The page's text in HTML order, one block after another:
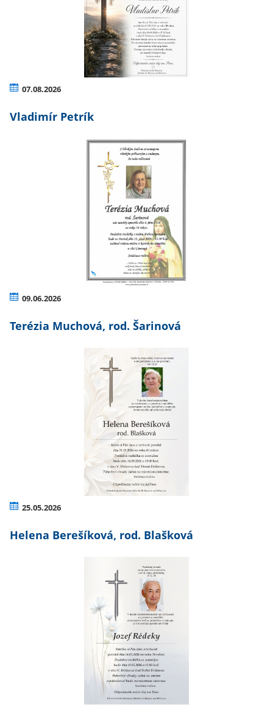
07.08.2026
Vladimír Petrík
09.06.2026
Terézia Muchová, rod. Šarinová
25.05.2026
Helena Berešíková, rod. Blašková